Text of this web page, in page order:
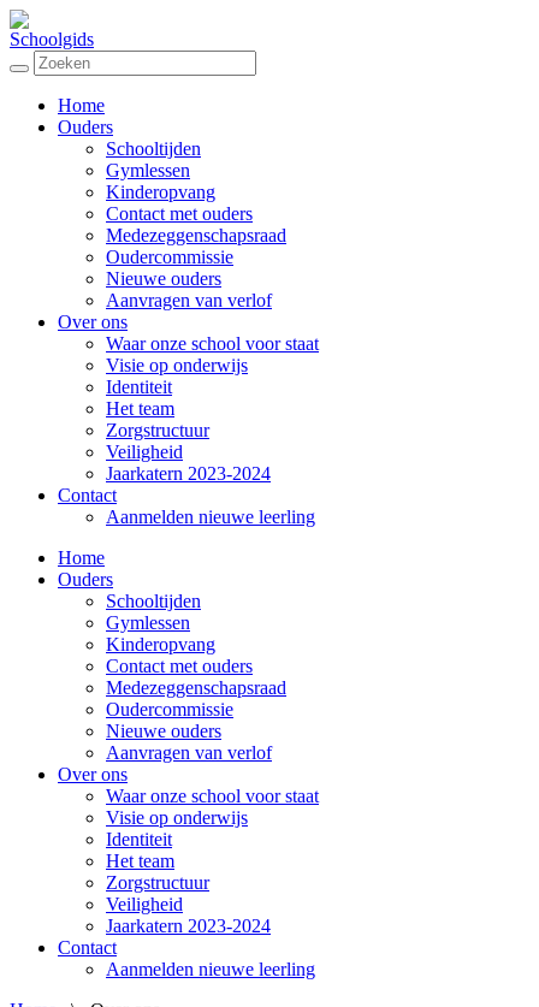
Schoolgids
Home
Ouders
Schooltijden
Gymlessen
Kinderopvang
Contact met ouders
Medezeggenschapsraad
Oudercommissie
Nieuwe ouders
Aanvragen van verlof
Over ons
Waar onze school voor staat
Visie op onderwijs
Identiteit
Het team
Zorgstructuur
Veiligheid
Jaarkatern 2023-2024
Contact
Aanmelden nieuwe leerling
Home
Ouders
Schooltijden
Gymlessen
Kinderopvang
Contact met ouders
Medezeggenschapsraad
Oudercommissie
Nieuwe ouders
Aanvragen van verlof
Over ons
Waar onze school voor staat
Visie op onderwijs
Identiteit
Het team
Zorgstructuur
Veiligheid
Jaarkatern 2023-2024
Contact
Aanmelden nieuwe leerling